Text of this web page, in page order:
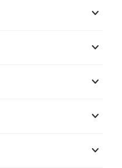
keyboard_arrow_down
keyboard_arrow_down
keyboard_arrow_down
keyboard_arrow_down
keyboard_arrow_down